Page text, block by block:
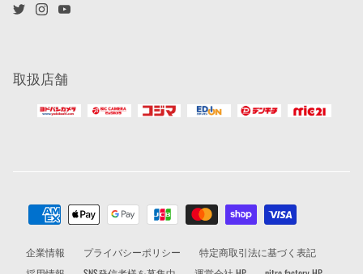
取扱店舗
企業情報 プライバシーポリシー
特定商取引法に基づく表記